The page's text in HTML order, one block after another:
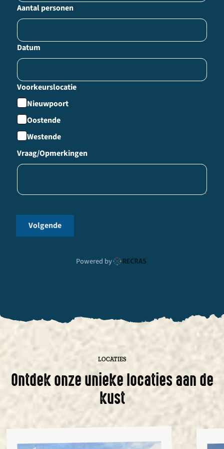
Aantal personen
Datum
Voorkeurslocatie
Nieuwpoort
Oostende
Westende
Vraag/Opmerkingen
Volgende
Powered by
LOCATIES
Ontdek onze unieke locaties aan de
kust